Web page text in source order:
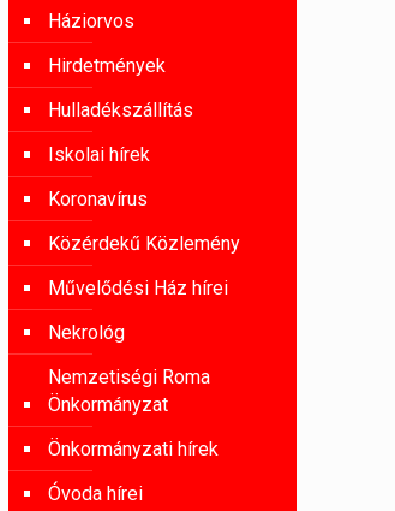
Háziorvos
Hirdetmények
Hulladékszállítás
Iskolai hírek
Koronavírus
Közérdekű Közlemény
Művelődési Ház hírei
Nekrológ
Nemzetiségi Roma
Önkormányzat
Önkormányzati hírek
Óvoda hírei